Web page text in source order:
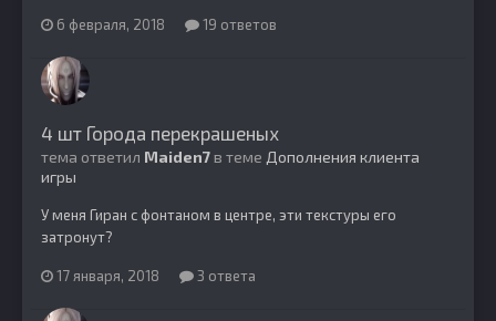
6 февраля, 2018 19 ответов
4 шт Города перекрашеных
тема ответил Maiden7в теме Дополнения клиента
игры
У меня Гиран с фонтаном в центре, эти текстуры его
затронут?
17 января, 2018 3 ответа